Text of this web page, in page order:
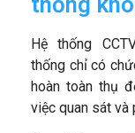
Hệ thống
thống chỉ có
hoàn toàn thụ
việc quan sát và